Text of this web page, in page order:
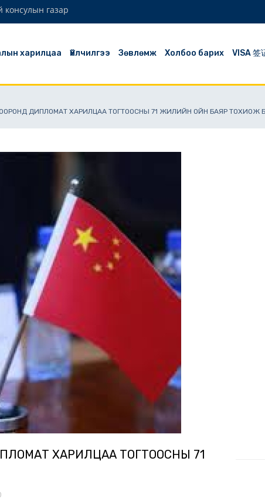
газар
харилцаа Үйлчилгээ Зөвлөмж Холбоо барих VISA 签
ДИПЛОМАТ ХАРИЛЦАА ТОГТООСНЫ 71 ЖИЛИЙН ОЙН БАЯР ТОХИОЖ
ХАРИЛЦАА ТОГТООСНЫ 71